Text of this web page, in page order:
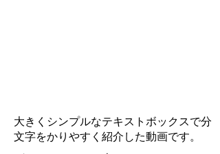
大きくシンプルなテキストボックスで分
文字をかりやすく紹介した動画です。